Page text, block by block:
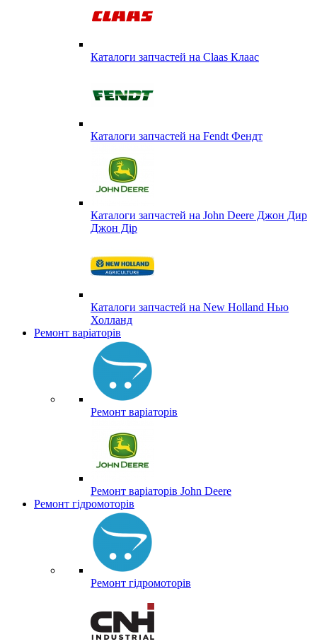
Каталоги запчастей на Claas Клаас
Каталоги запчастей на Fendt Фендт
Каталоги запчастей на John Deere Джон Дир
Джон Дір
Каталоги запчастей на New Holland Нью
Холланд
Ремонт варіаторів
Ремонт варіаторів
Ремонт варіаторів John Deere
Ремонт гідромоторів
Ремонт гідромоторів